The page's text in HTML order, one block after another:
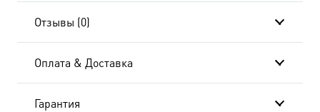
см-
AK-
7080
Отзывы (0)
Оплата & Доставка
Гарантия